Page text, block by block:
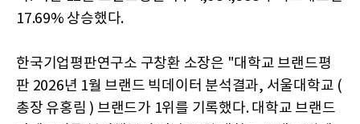
17.69% 상승했다.
한국기업평판연구소 구창환 소장은 "대학교 브랜드평
판 2026년 1월 브랜드 빅데이터 분석결과, 서울대학교 (
총장 유홍림 ) 브랜드가 1위를 기록했다. 대학교 브랜드